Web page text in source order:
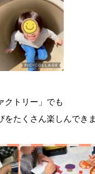
クトリー」でも
をたくさん楽しんでき